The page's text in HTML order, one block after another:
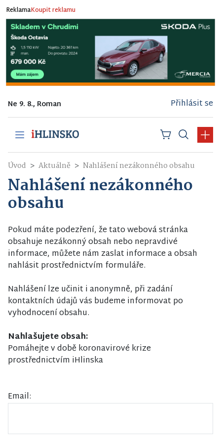
ReklamaKoupit reklamu
Ne 9. 8., Roman Přihlásit se
Úvod Aktuálně Nahlášení nezákonného obsahu
Nahlášení nezákonného
obsahu
Pokud máte podezření, že tato webová stránka
obsahuje nezákonný obsah nebo nepravdivé
informace, můžete nám zaslat informace a obsah
nahlásit prostřednictvím formuláře.
Nahlášení lze učinit i anonymně, při zadání
kontaktních údajů vás budeme informovat po
vyhodnocení obsahu.
Nahlašujete obsah:
Pomáhejte v době koronavirové krize
prostřednictvím iHlinska
Email: